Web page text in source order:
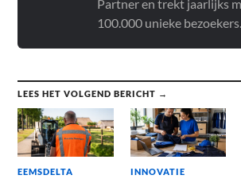
Partner en trekt jaarlijks
100.000 unieke bezoekers.
LEES HET VOLGEND BERICHT →
EEMSDELTA INNOVATIE